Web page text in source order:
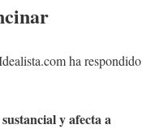
ha respondido
y afecta a